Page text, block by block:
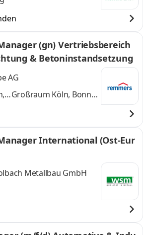
(gn) Vertriebsbereich
& Betoninstandsetzung
AG
Großraum Köln, Bonn,
International (Ost-Eur
Metallbau GmbH